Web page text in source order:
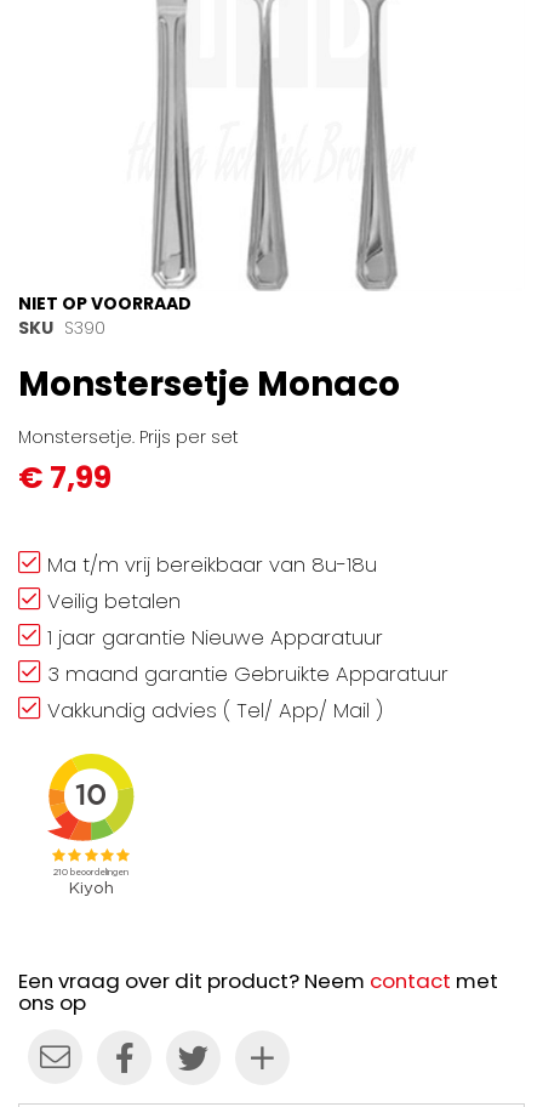
Ga
naar
begin
van
afbeeldingen-
gallerij
NIET OP VOORRAAD
SKU S390
Monstersetje Monaco
Monstersetje. Prijs per set
€ 7,99
Ma t/m vrij bereikbaar van 8u-18u
Veilig betalen
1 jaar garantie Nieuwe Apparatuur
3 maand garantie Gebruikte Apparatuur
Vakkundig advies ( Tel/ App/ Mail )
Een vraag over dit product? Neem contact met
ons op